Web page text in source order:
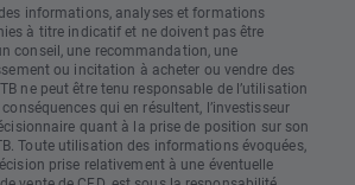
des informations, analyses et formations
à titre indicatif et ne doivent pas être
conseil, une recommandation, une
ou incitation à acheter ou vendre des
ne peut être tenu responsable de l’utilisation
qui en résultent, l’investisseur
quant à la prise de position sur son
Toute utilisation des informations évoquées,
prise relativement à une éventuelle